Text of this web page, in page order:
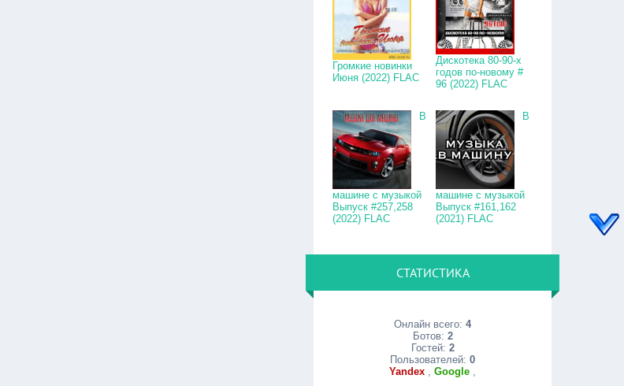
Громкие новинки
Июня (2022) FLAC
Дискотека 80-90-х
годов по-новому #
96 (2022) FLAC
В
машине с музыкой
Выпуск #257,258
(2022) FLAC
В
машине с музыкой
Выпуск #161,162
(2021) FLAC
СТАТИСТИКА
Онлайн всего:4
Ботов: 2
Гостей: 2
Пользователей:0
Yandex ,Google ,